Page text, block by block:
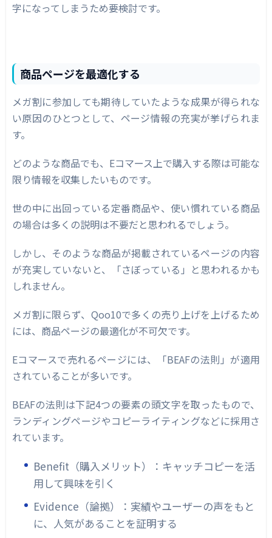
字になってしまうため要検討です。
商品ページを最適化する
メガ割に参加しても期待していたような成果が得られな
い原因のひとつとして、ページ情報の充実が挙げられま
す。
どのような商品でも、Eコマース上で購入する際は可能な
限り情報を収集したいものです。
世の中に出回っている定番商品や、使い慣れている商品
の場合は多くの説明は不要だと思われるでしょう。
しかし、そのような商品が掲載されているページの内容
が充実していないと、「さぼっている」と思われるかも
しれません。
メガ割に限らず、Qoo10で多くの売り上げを上げるため
には、商品ページの最適化が不可欠です。
Eコマースで売れるページには、「BEAFの法則」が適用
されていることが多いです。
BEAFの法則は下記4つの要素の頭文字を取ったもので、
ランディングページやコピーライティングなどに採用さ
れています。
Benefit（購入メリット）：キャッチコピーを活
用して興味を引く
Evidence（論拠）：実績やユーザーの声をもと
に、人気があることを証明する